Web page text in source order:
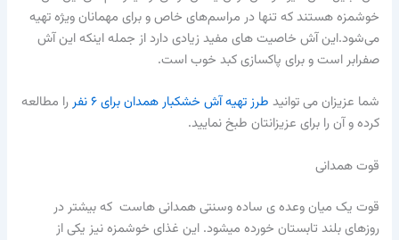
خوشمزه هستند که تنها در مراسم‌های خاص و برای مهمانان ویژه تهیه
می‌شود.این آش خاصیت های مفید زیادی دارد از جمله اینکه این آش
صفرابر است و برای پاکسازی کبد خوب است.
شما عزیزان می توانید طرز تهیه آش خشکبار همدان برای ۶ نفر
را مطالعه
کرده و آن را برای عزیزانتان طبخ نمایید.
قوت همدانی
قوت یک میان وعده ی ساده وسنتی همدانی هاست که بیشتر در
روزهای بلند تابستان خورده میشود. این غذای خوشمزه نیز یکی از